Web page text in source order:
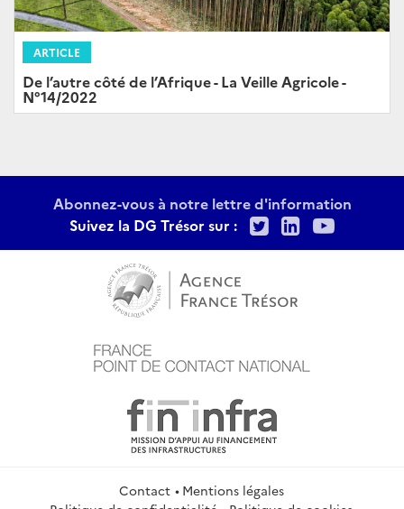
ARTICLE
De l’autre côté de l’Afrique - La Veille Agricole -
N°14/2022
Abonnez-vous à notre lettre d'information
Suivez la DG Trésor sur :
TwitterLinkedIn
Contact
Mentions légales